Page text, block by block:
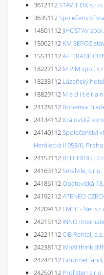
3612112STAVIT OK s.r.o.
3635112Společenství
14501112 JIHOSTAV
15062112 KM SEPOZ
15531112AH TRADE
18227112 M P M spol. s
18233112 Lázeňský
18829112 M e d i t e r a
24128112 Bohemia
24134112 Královská
24140112Společenství
Herálecká II 958/6,
24157112 REDBRIDGE
24163112Smalvile, s.r.o.
24186112Opatovická
24192112ATENEO
24209112 EMTC - Net
24215112 INNO
24221112CIB Rental, a.s.
24238112WoXi think
24244112Gourmet
24250112 Prolisten s.r.o.